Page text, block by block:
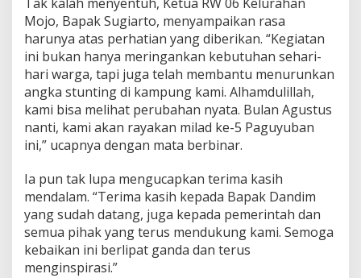
Mojo, Bapak Sugiarto, menyampaikan rasa
harunya atas perhatian yang diberikan. “Kegiatan
ini bukan hanya meringankan kebutuhan sehari-
hari warga, tapi juga telah membantu menurunkan
angka stunting di kampung kami. Alhamdulillah,
kami bisa melihat perubahan nyata. Bulan Agustus
nanti, kami akan rayakan milad ke-5 Paguyuban
ini,” ucapnya dengan mata berbinar.
Ia pun tak lupa mengucapkan terima kasih
mendalam. “Terima kasih kepada Bapak Dandim
yang sudah datang, juga kepada pemerintah dan
semua pihak yang terus mendukung kami. Semoga
kebaikan ini berlipat ganda dan terus
menginspirasi.”